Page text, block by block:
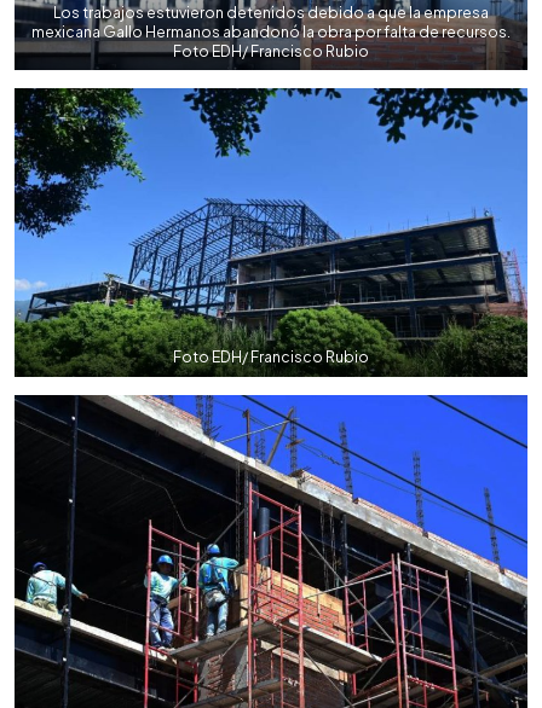
Los trabajos estuvieron detenidos debido a que la empresa
mexicana Gallo Hermanos abandonó la obra por falta de recursos.
Foto EDH/ Francisco Rubio
Foto EDH/ Francisco Rubio